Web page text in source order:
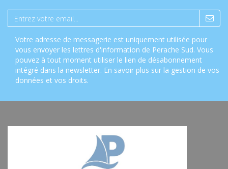
Votre adresse de messagerie est uniquement utilisée pour
vous envoyer les lettres d'information de Perache Sud. Vous
pouvez à tout moment utiliser le lien de désabonnement
intégré dans la newsletter. En savoir plus sur la gestion de vos
données et vos droits.